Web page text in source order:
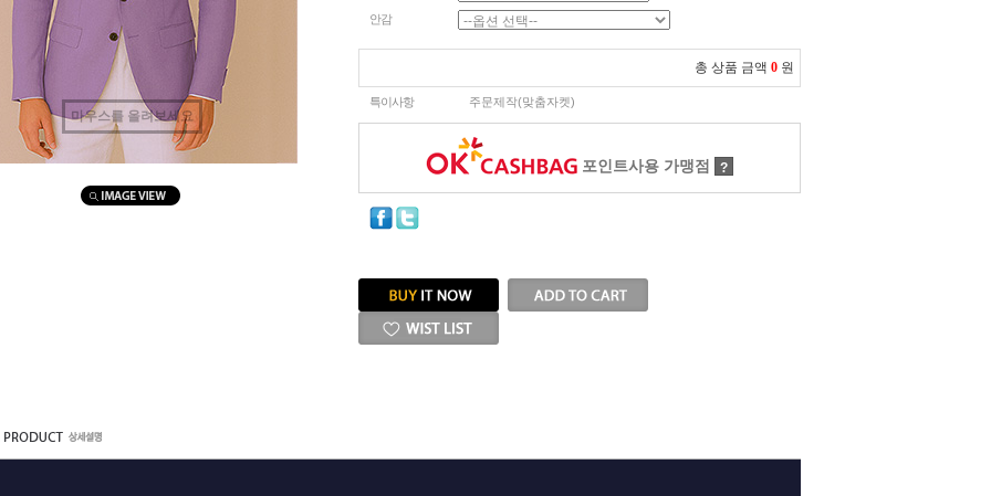
마우스를 올려보세요
안감
총 상품 금액 0 원
특이사항 주문제작(맞춤자켓)
포인트사용 가맹점 ?